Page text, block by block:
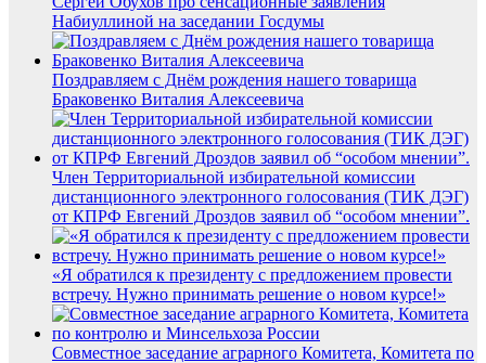
Набиуллиной на заседании Госдумы
Поздравляем с Днём рождения нашего товарища
Браковенко Виталия Алексеевича
Член Территориальной избирательной комиссии
дистанционного электронного голосования (ТИК ДЭГ)
от КПРФ Евгений Дроздов заявил об “особом мнении”.
«Я обратился к президенту с предложением провести
встречу. Нужно принимать решение о новом курсе!»
Совместное заседание аграрного Комитета, Комитета по